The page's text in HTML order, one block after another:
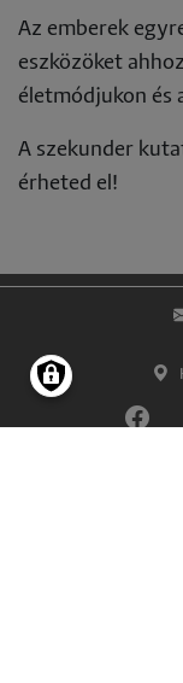
Az emberek
eszközöket
életmódjukon és
A szekunder
érheted el!